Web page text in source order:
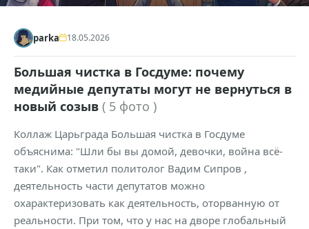
parka 18.05.2026
Большая чистка в Госдуме: почему
медийные депутаты могут не вернуться в
новый созыв ( 5 фото )
Коллаж Царьграда Большая чистка в Госдуме
объяснима: "Шли бы вы домой, девочки, война всё-
таки". Как отметил политолог Вадим Сипров ,
деятельность части депутатов можно
охарактеризовать как деятельность, оторванную от
реальности. При том, что у нас на дворе глобальный